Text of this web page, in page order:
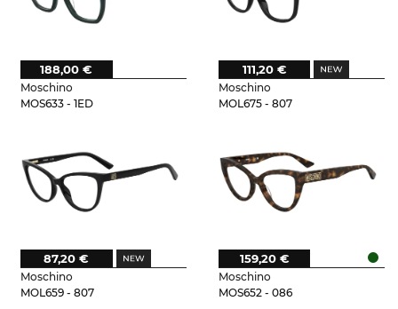
Moschino
MOS633 - 1ED
188,00 €
Moschino
MOL675 - 807
111,20 €
Moschino
MOL659 - 807
87,20 €
Moschino
MOS652 - 086
159,20 €